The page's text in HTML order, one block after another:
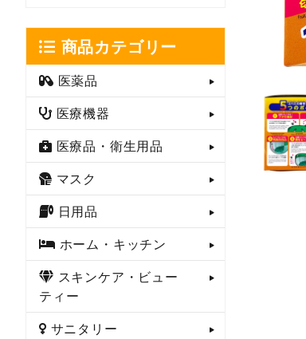
商品カテゴリー
医薬品
医療機器
医療品・衛生用品
マスク
日用品
ホーム・キッチン
スキンケア・ビュー
ティー
サニタリー